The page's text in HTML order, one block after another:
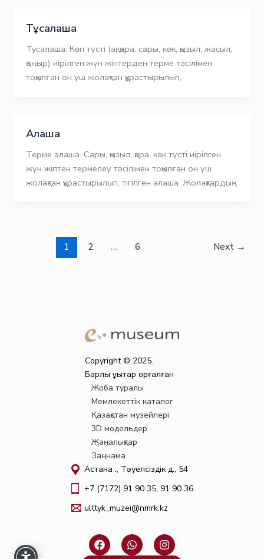
Тұсалаша
Тұсалаша. Көп түсті (ақ, қара, сары, көк, қызыл, жасыл,
қоңыр) иірілген жүн жіптерден терме тәсілімен
тоқылған он үш жолақтан құрастырылып,
Алаша
Терме алаша. Сары, қызыл, қара, көк түсті иірілген
жүн жіптен термелеу тәсілімен тоқылған он үш
жолақтан құрастырылып, тігілген алаша. Жолақтардың
1 2 … 6 Next →
Copyright © 2025.
Барлық құқықтар қорғалған
Жоба туралы
Мемлекеттік каталог
Қазақстан музейлері
3D модельдер
Жаңалықтар
Заңнама
Астана қ., Тәуелсіздік д., 54
+7 (7172) 91 90 35, 91 90 36
ulttyk_muzei@nmrk.kz
F
a
W
h
I
n